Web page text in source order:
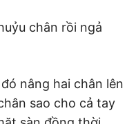
chân rồi ngả
nâng hai chân lên
sao cho cả tay